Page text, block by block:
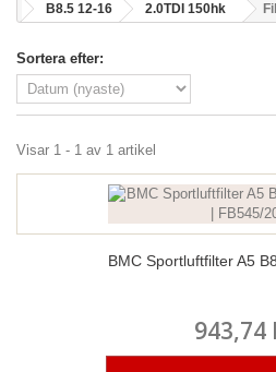
B8.5 12-16
2.0TDI 150hk
Sortera efter:
Visar 1 - 1 av 1 artikel
BMC Sportluftfilter A5
943,74